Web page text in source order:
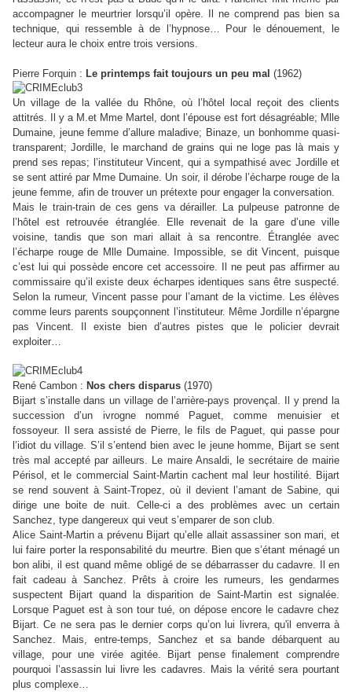
accompagner le meurtrier lorsqu’il opère. Il ne comprend pas bien sa
technique, qui ressemble à de l’hypnose… Pour le dénouement, le
lecteur aura le choix entre trois versions.
Pierre Forquin : Le printemps fait toujours un peu mal (1962)
Un village de la vallée du Rhône, où l’hôtel local reçoit des clients
attitrés. Il y a M.et Mme Martel, dont l’épouse est fort désagréable; Mlle
Dumaine, jeune femme d’allure maladive; Binaze, un bonhomme quasi-
transparent; Jordille, le marchand de grains qui ne loge pas là mais y
prend ses repas; l’instituteur Vincent, qui a sympathisé avec Jordille et
se sent attiré par Mme Dumaine. Un soir, il dérobe l’écharpe rouge de la
jeune femme, afin de trouver un prétexte pour engager la conversation.
Mais le train-train de ces gens va dérailler. La pulpeuse patronne de
l’hôtel est retrouvée étranglée. Elle revenait de la gare d’une ville
voisine, tandis que son mari allait à sa rencontre. Étranglée avec
l’écharpe rouge de Mlle Dumaine. Impossible, se dit Vincent, puisque
c’est lui qui possède encore cet accessoire. Il ne peut pas affirmer au
commissaire qu’il existe deux écharpes identiques sans être suspecté.
Selon la rumeur, Vincent passe pour l’amant de la victime. Les élèves
comme leurs parents soupçonnent l’instituteur. Même Jordille n’épargne
pas Vincent. Il existe bien d’autres pistes que le policier devrait
exploiter…
René Cambon : Nos chers disparus (1970)
Bijart s’installe dans un village de l’arrière-pays provençal. Il y prend la
succession d’un ivrogne nommé Paguet, comme menuisier et
fossoyeur. Il sera assisté de Pierre, le fils de Paguet, qui passe pour
l’idiot du village. S’il s’entend bien avec le jeune homme, Bijart se sent
très mal accepté par ailleurs. Le maire Ansaldi, le secrétaire de mairie
Périsol, et le commercial Saint-Martin cachent mal leur hostilité. Bijart
se rend souvent à Saint-Tropez, où il devient l’amant de Sabine, qui
dirige une boite de nuit. Celle-ci a des problèmes avec un certain
Sanchez, type dangereux qui veut s’emparer de son club.
Alice Saint-Martin a prévenu Bijart qu’elle allait assassiner son mari, et
lui faire porter la responsabilité du meurtre. Bien que s’étant ménagé un
bon alibi, il est quand même obligé de se débarrasser du cadavre. Il en
fait cadeau à Sanchez. Prêts à croire les rumeurs, les gendarmes
suspectent Bijart quand la disparition de Saint-Martin est signalée.
Lorsque Paguet est à son tour tué, on dépose encore le cadavre chez
Bijart. Ce ne sera pas le dernier corps qu’on lui livrera, qu'il enverra à
Sanchez. Mais, entre-temps, Sanchez et sa bande débarquent au
village, pour une virée agitée. Bijart pense finalement comprendre
pourquoi l’assassin lui livre les cadavres. Mais la vérité sera pourtant
plus complexe…